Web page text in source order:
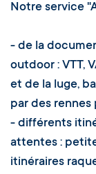
Notre service
- de la
outdoor : VTT,
et de la luge,
par des rennes
- différents
attentes :
itinéraires